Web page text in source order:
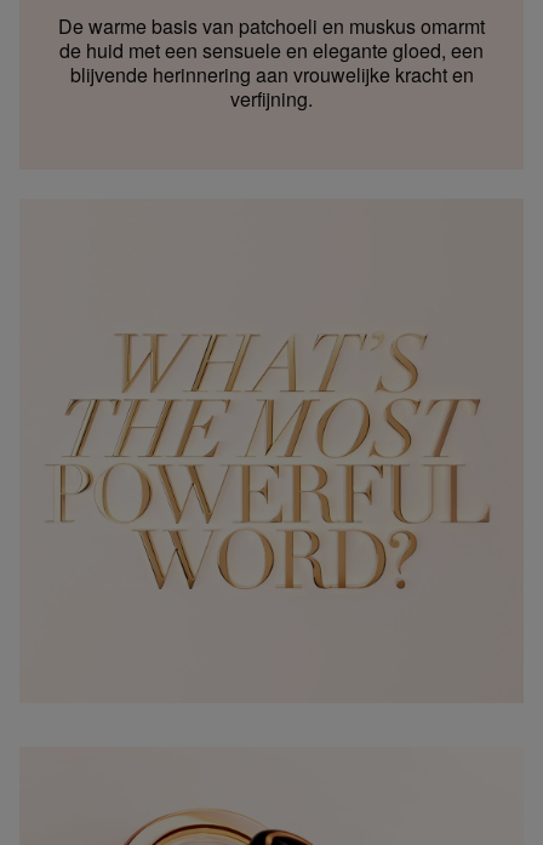
De warme basis van patchoeli en muskus omarmt
de huid met een sensuele en elegante gloed, een
blijvende herinnering aan vrouwelijke kracht en
verfijning.